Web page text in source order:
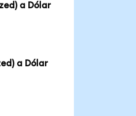
a Dólar
a Dólar